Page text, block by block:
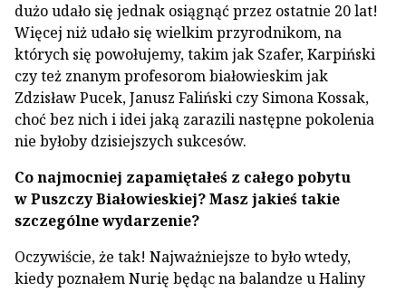
dużo udało się jednak osiągnąć przez ostatnie 20 lat!
Więcej niż udało się wielkim przyrodnikom, na
których się powołujemy, takim jak Szafer, Karpiński
czy też znanym profesorom białowieskim jak
Zdzisław Pucek, Janusz Faliński czy Simona Kossak,
choć bez nich i idei jaką zarazili następne pokolenia
nie byłoby dzisiejszych sukcesów.
Co najmocniej zapamiętałeś z całego pobytu
w Puszczy Białowieskiej? Masz jakieś takie
szczególne wydarzenie?
Oczywiście, że tak! Najważniejsze to było wtedy,
kiedy poznałem Nurię będąc na balandze u Haliny